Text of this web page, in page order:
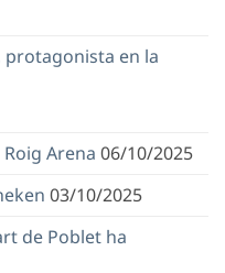
protagonista en la
Arena 06/10/2025
03/10/2025
de Poblet ha